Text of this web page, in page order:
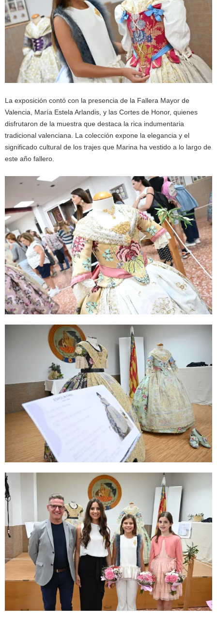
La exposición contó con la presencia de la Fallera Mayor de
Valencia, María Estela Arlandis, y las Cortes de Honor, quienes
disfrutaron de la muestra que destaca la rica indumentaria
tradicional valenciana. La colección expone la elegancia y el
significado cultural de los trajes que Marina ha vestido a lo largo de
este año fallero.